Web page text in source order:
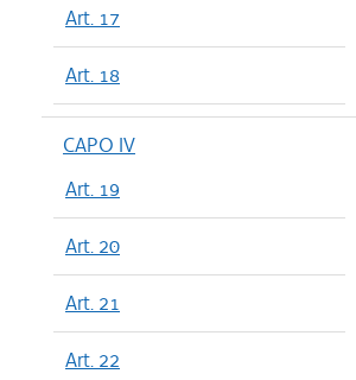
Art. 17
Art. 18
CAPO IV
Art. 19
Art. 20
Art. 21
Art. 22